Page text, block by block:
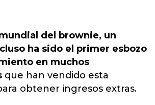
del brownie, un
ha sido el primer esbozo
en muchos
que han vendido esta
obtener ingresos extras.